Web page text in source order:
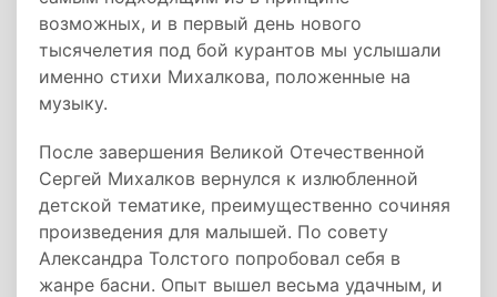
возможных, и в первый день нового
тысячелетия под бой курантов мы услышали
именно стихи Михалкова, положенные на
музыку.
После завершения Великой Отечественной
Сергей Михалков вернулся к излюбленной
детской тематике, преимущественно сочиняя
произведения для малышей. По совету
Александра Толстого попробовал себя в
жанре басни. Опыт вышел весьма удачным, и